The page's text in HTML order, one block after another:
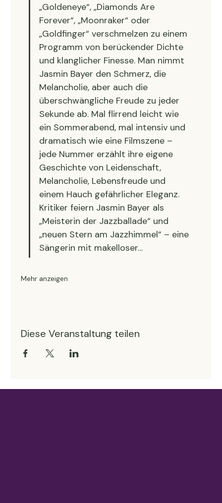
„Goldeneye“, „Diamonds Are
Forever“, „Moonraker“ oder
„Goldfinger“ verschmelzen zu einem
Programm von berückender Dichte
und klanglicher Finesse. Man nimmt
Jasmin Bayer den Schmerz, die
Melancholie, aber auch die
überschwängliche Freude zu jeder
Sekunde ab. Mal flirrend leicht wie
ein Sommerabend, mal intensiv und
dramatisch wie eine Filmszene –
jede Nummer erzählt ihre eigene
Geschichte von Leidenschaft,
Melancholie, Lebensfreude und
einem Hauch gefährlicher Eleganz.
Kritiker feiern Jasmin Bayer als
„Meisterin der Jazzballade“ und
„neuen Stern am Jazzhimmel“ – eine
Sängerin mit makelloser…
Mehr anzeigen
Diese Veranstaltung teilen